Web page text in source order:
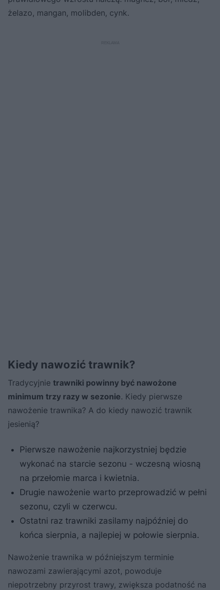
żelazo, mangan, molibden, cynk.
Kiedy nawozić trawnik?
Tradycyjnie trawniki powinny być nawożone
minimum trzy razy w sezonie. Kiedy pierwsze
nawożenie trawnika? A do kiedy nawozić trawnik
jesienią?
Pierwsze nawożenie najkorzystniej będzie
wykonać na starcie sezonu - wczesną wiosną
na przełomie marca i kwietnia.
Drugie nawożenie warto przeprowadzić w pełni
sezonu, czyli w czerwcu.
Ostatni raz trawniki zasilamy najpóźniej do
końca sierpnia, a najlepiej w połowie sierpnia.
Nawożenie trawnika w późniejszym terminie
nawozami zawierającymi azot, powoduje
niepotrzebny przyrost trawy, zwiększa podatność na